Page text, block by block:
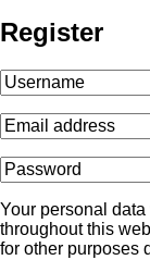
Register
Your personal
throughout this
for other purposes